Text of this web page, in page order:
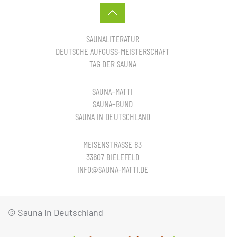
SAUNALITERATUR
DEUTSCHE AUFGUSS-MEISTERSCHAFT
TAG DER SAUNA
SAUNA-MATTI
SAUNA-BUND
SAUNA IN DEUTSCHLAND
MEISENSTRASSE 83
33607 BIELEFELD
INFO@SAUNA-MATTI.DE
© Sauna in Deutschland